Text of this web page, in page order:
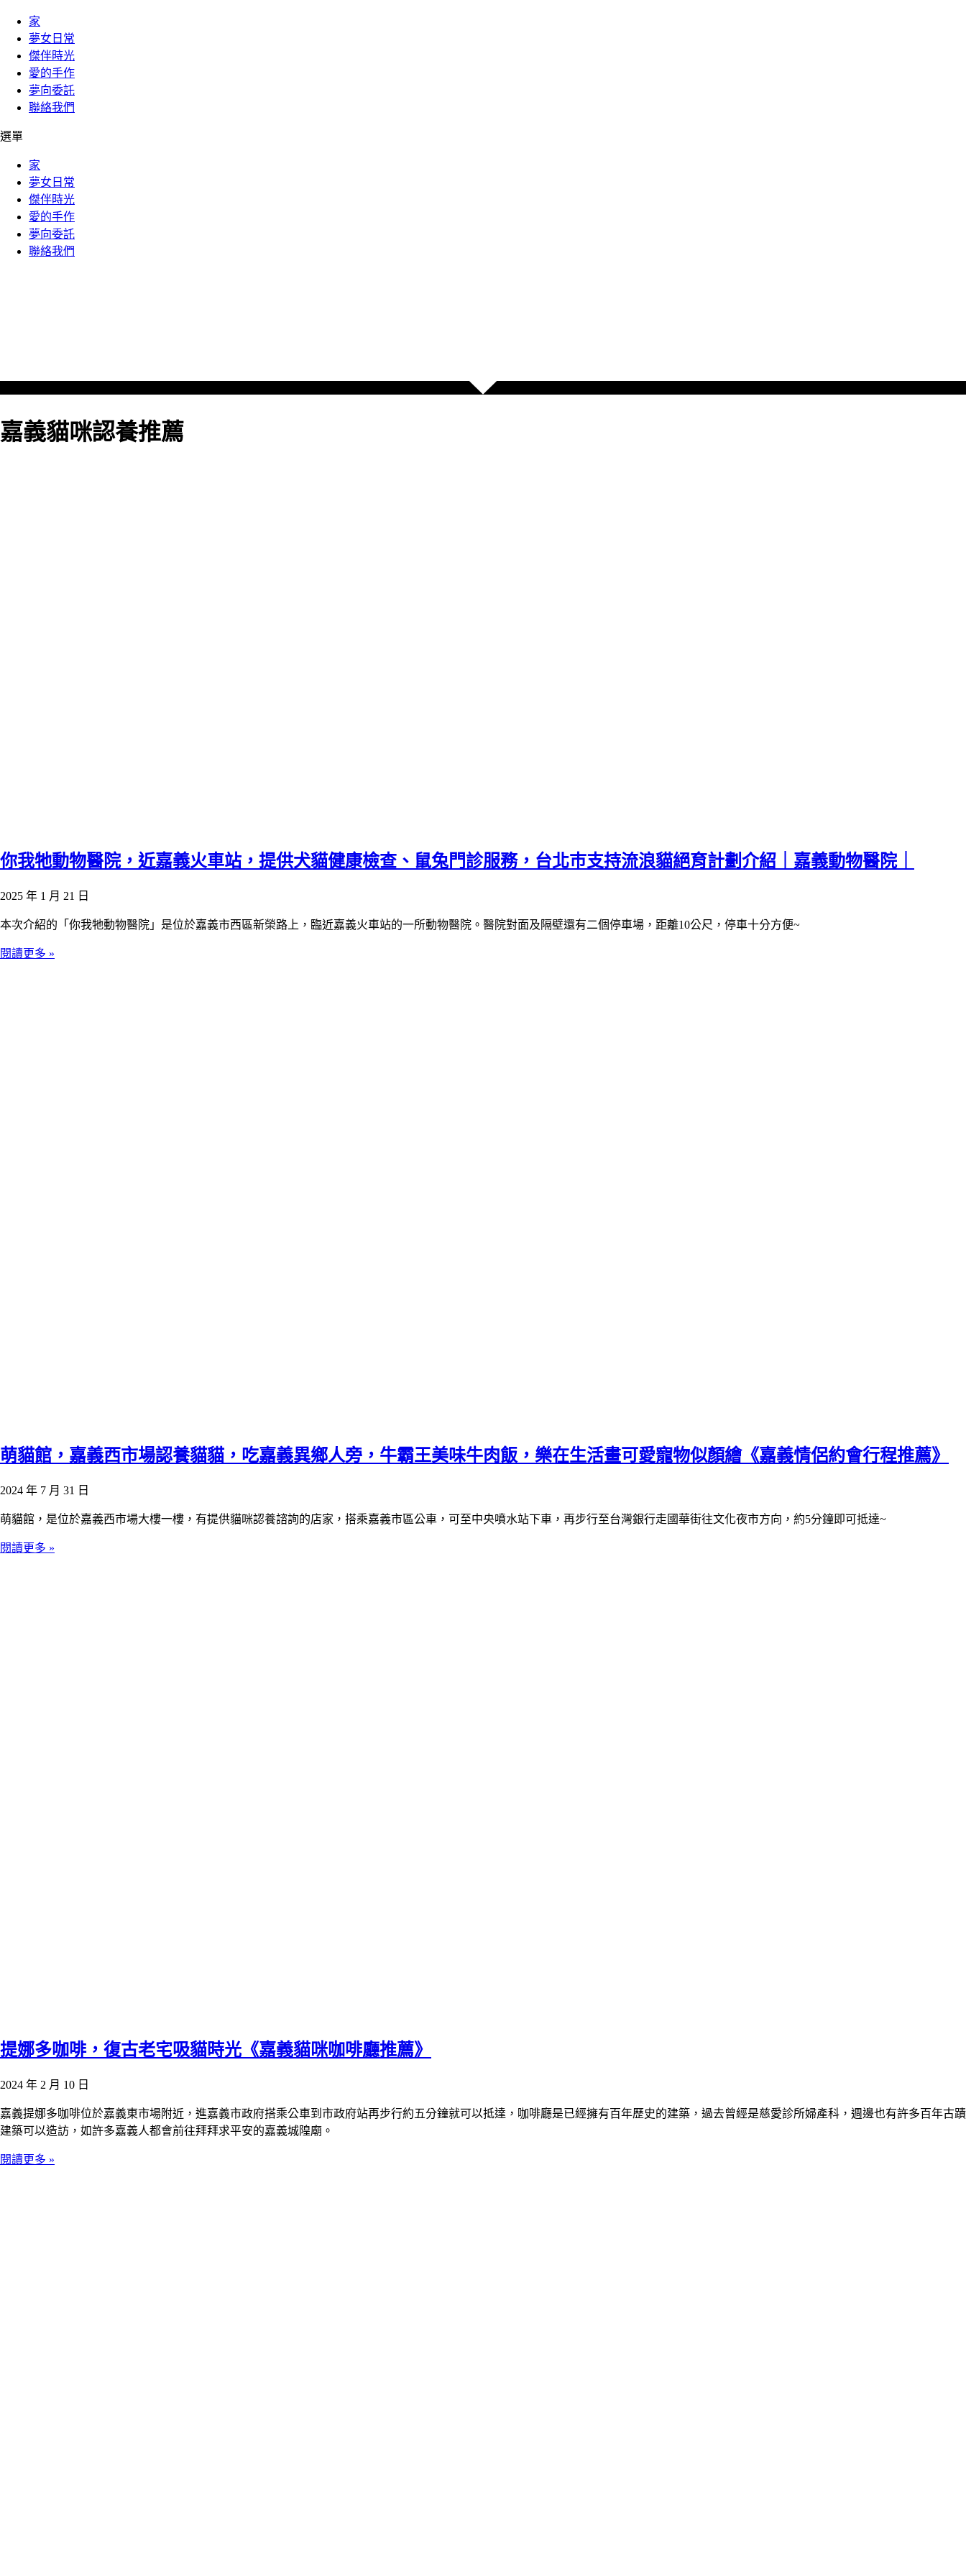
家
夢女日常
傑伴時光
愛的手作
夢向委託
聯絡我們
選單
家
夢女日常
傑伴時光
愛的手作
夢向委託
聯絡我們
嘉義貓咪認養推薦
你我牠動物醫院，近嘉義火車站，提供犬貓健康檢查、鼠兔門診服務，台北巿支持流浪貓絕育計劃介紹｜嘉義動物醫院｜
2025 年 1 月 21 日
本次介紹的「你我牠動物醫院」是位於嘉義市西區新榮路上，臨近嘉義火車站的一所動物醫院。醫院對面及隔壁還有二個停車場，距離10公尺，停車十分方便~
閱讀更多 »
萌貓館，嘉義西市場認養貓貓，吃嘉義異鄉人旁，牛霸王美味牛肉飯，樂在生活畫可愛寵物似顏繪《嘉義情侶約會行程推薦》
2024 年 7 月 31 日
萌貓館，是位於嘉義西市場大樓一樓，有提供貓咪認養諮詢的店家，搭乘嘉義市區公車，可至中央噴水站下車，再步行至台灣銀行走國華街往文化夜市方向，約5分鐘即可抵達~
閱讀更多 »
提娜多咖啡，復古老宅吸貓時光《嘉義貓咪咖啡廳推薦》
2024 年 2 月 10 日
嘉義提娜多咖啡位於嘉義東市場附近，進嘉義市政府搭乘公車到市政府站再步行約五分鐘就可以抵達，咖啡廳是已經擁有百年歷史的建築，過去曾經是慈愛診所婦產科，週邊也有許多百年古蹟
建築可以造訪，如許多嘉義人都會前往拜拜求平安的嘉義城隍廟。
閱讀更多 »